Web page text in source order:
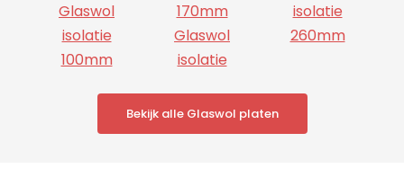
Glaswol
isolatie
100mm
170mm
Glaswol
isolatie
isolatie
260mm
Bekijk alle Glaswol platen